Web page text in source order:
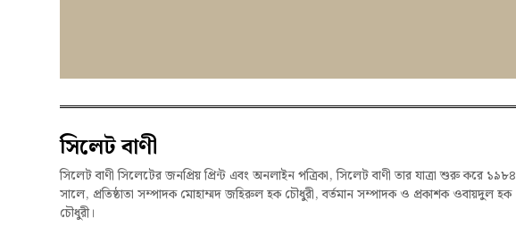
সিলেট বাণী
সিলেট বাণী সিলেটের জনপ্রিয় প্রিন্ট এবং অনলাইন পত্রিকা, সিলেট বাণী তার যাত্রা শুরু করে ১৯৮৪
সালে, প্রতিষ্ঠাতা সম্পাদক মোহাম্মদ জহিরুল হক চৌধুরী, বর্তমান সম্পাদক ও প্রকাশক ওবায়দুল হক
চৌধুরী।